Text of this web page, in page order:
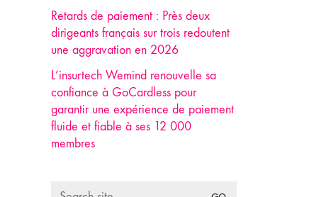
Retards de paiement : Près deux
dirigeants français sur trois redoutent
une aggravation en 2026
L’insurtech Wemind renouvelle sa
confiance à GoCardless pour
garantir une expérience de paiement
fluide et fiable à ses 12 000
membres
Search